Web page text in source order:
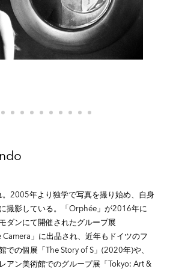
2005年より独学で写真を撮り始め、自身
撮影している。「Orphée」が2016年に
ダンにて開催されたグループ展
Camera」に出品され、近年もドイツのフ
での個展「The Story of S」(2020年)や、
アン美術館でのグループ展「Tokyo: Art &